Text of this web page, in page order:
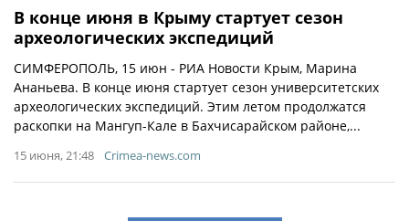
В конце июня в Крыму стартует сезон
археологических экспедиций
СИМФЕРОПОЛЬ, 15 июн - РИА Новости Крым, Марина
Ананьева. В конце июня стартует сезон университетских
археологических экспедиций. Этим летом продолжатся
раскопки на Мангуп-Кале в Бахчисарайском районе,...
15 июня, 21:48 Crimea-news.com